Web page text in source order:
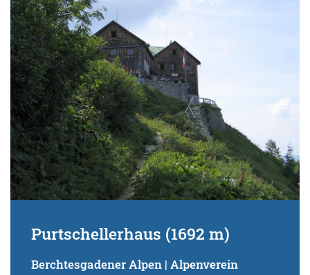
Purtschellerhaus (1692 m)
Berchtesgadener Alpen | Alpenverein